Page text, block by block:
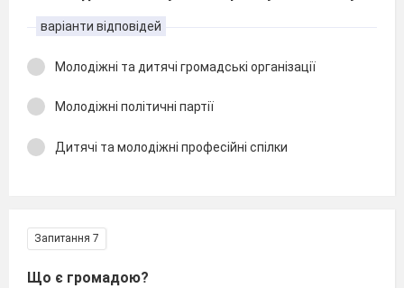
варіанти відповідей
Молодіжні та дитячі громадські організації
Молодіжні політичні партії
Дитячі та молодіжні професійні спілки
Запитання 7
Що є громадою?